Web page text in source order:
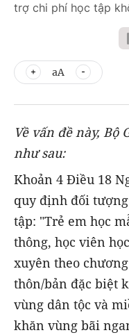
trợ chi phí học tập
aA
Về vấn đề này, Bộ
như sau:
Khoản 4 Điều 18
quy định đối
tập: "Trẻ em học
thông, học viên
xuyên theo
thôn/bản đặc biệt
vùng dân tộc và
khăn vùng bãi